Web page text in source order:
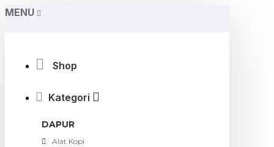
MENU
Shop
Kategori
DAPUR
Alat Kopi